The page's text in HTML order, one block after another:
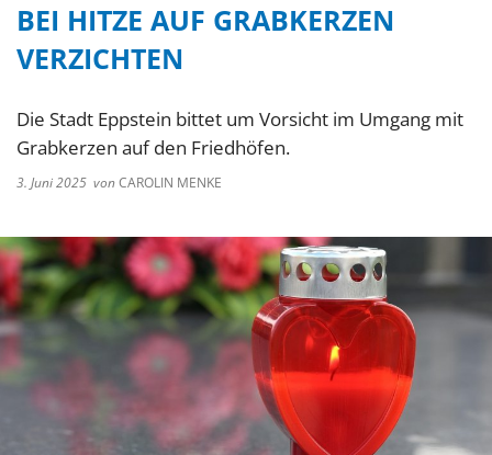
BEI HITZE AUF GRABKERZEN
VERZICHTEN
Die Stadt Eppstein bittet um Vorsicht im Umgang mit
Grabkerzen auf den Friedhöfen.
3. Juni 2025 vonCAROLIN MENKE